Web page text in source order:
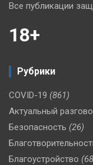
Все публикации
18+
Рубрики
COVID-19 (861)
Актуальный
Безопасность (26)
Благоустройство